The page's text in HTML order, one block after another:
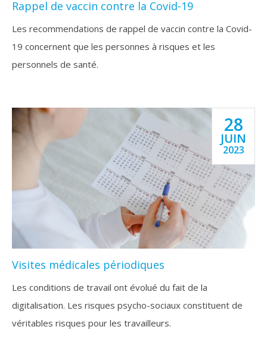
Rappel de vaccin contre la Covid-19
Les recommendations de rappel de vaccin contre la Covid-
19 concernent que les personnes à risques et les
personnels de santé.
28
JUIN
2023
Visites médicales périodiques
Les conditions de travail ont évolué du fait de la
digitalisation. Les risques psycho-sociaux constituent de
véritables risques pour les travailleurs.